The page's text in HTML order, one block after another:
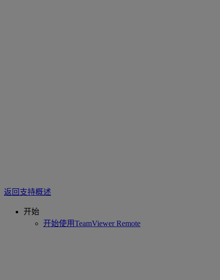
返回支持概述
开始
开始使用TeamViewer Remote